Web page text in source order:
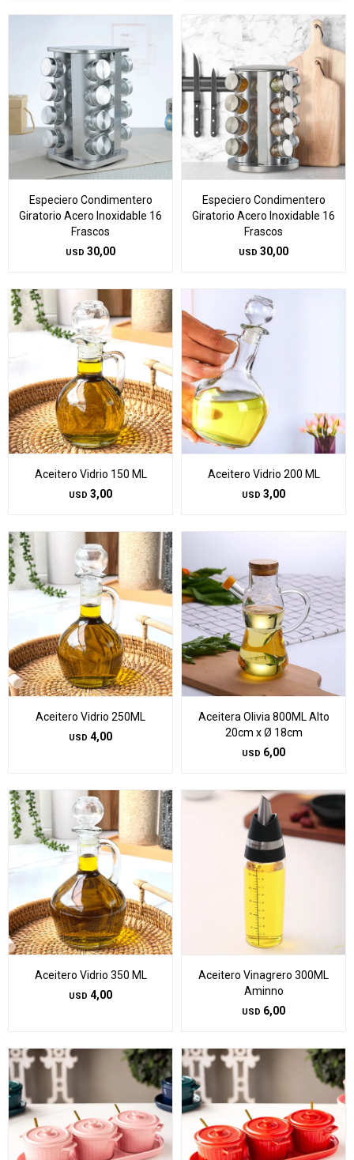
Especiero Condimentero
Giratorio Acero Inoxidable 16
Frascos
USD 30,00
Especiero Condimentero
Giratorio Acero Inoxidable 16
Frascos
USD 30,00
Aceitero Vidrio 150 ML
USD 3,00
Aceitero Vidrio 200 ML
USD 3,00
Aceitero Vidrio 250ML
USD 4,00
Aceitera Olivia 800ML Alto
20cm x Ø 18cm
USD 6,00
Aceitero Vidrio 350 ML
USD 4,00
Aceitero Vinagrero 300ML
Aminno
USD 6,00